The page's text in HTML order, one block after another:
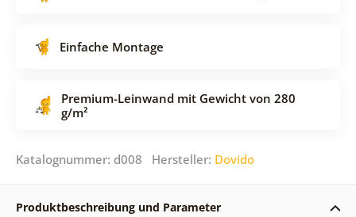
Einfache Montage
Premium-Leinwand mit Gewicht von 280
g/m²
Katalognummer: d008 Hersteller: Dovido
Produktbeschreibung und Parameter